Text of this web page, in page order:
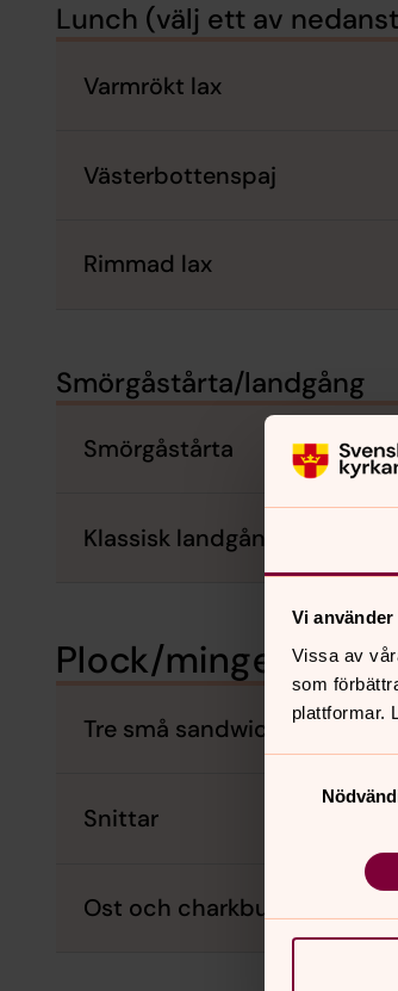
Vi
Vissa av
som
plattformar.
Lunch (välj ett av
Varmrökt lax
Västerbottenspaj
Rimmad lax
Smörgåstårta/landgång
Smörgåstårta
Klassisk landgång
Plock/mingel
Tre små sandwich
Snittar
Ost och charkbuffé